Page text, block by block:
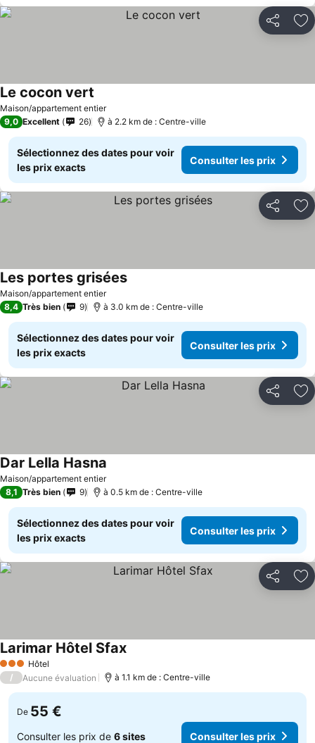
Partager
Maison/appartement entier
Le cocon vert
9,0 Excellent 26 à 2.2 km de : Centre-ville
Sélectionnez des dates pour voir
les prix exacts
Consulter les prix
Partager
Maison/appartement entier
Les portes griséesConsulter les prix
8,4 Très bien 9 à 3.0 km de : Centre-ville
Sélectionnez des dates pour voir
les prix exacts
Consulter les prix
Partager
Maison/appartement entier
Dar Lella Hasna
8,1 Très bien 9 à 0.5 km de : Centre-ville
Sélectionnez des dates pour voir
les prix exacts
Consulter les prix
Partager
3 ÉtoilesHôtel
Larimar Hôtel SfaxConsulter les prix
/ Aucune évaluation à 1.1 km de : Centre-ville
De 55 €
Consulter les prix de 6 sites Consulter les prix